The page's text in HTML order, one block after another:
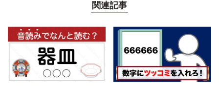
関連記事